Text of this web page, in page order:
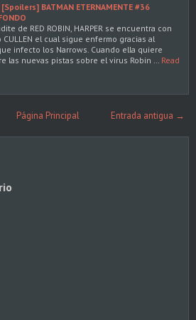
BATMAN ETERNAMENTE #36
de RED ROBIN, HARPER se encuentra con
CULLEN el cual sigue enfermo gracias al
infecto los Narrows. Cuando ella quiere
las nuevas pistas sobre el virus Robin …
Read
Entrada antigua →
Página Principal